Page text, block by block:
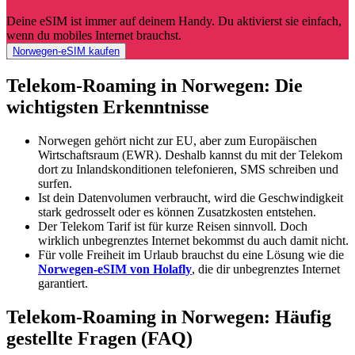
Deine eSIM ist immer auf deinem Handy. Du aktivierst sie einfach,
wenn du mobiles Internet brauchst.
Norwegen-eSIM kaufen
Telekom-Roaming in Norwegen: Die
wichtigsten Erkenntnisse
Norwegen gehört nicht zur EU, aber zum Europäischen
Wirtschaftsraum (EWR). Deshalb kannst du mit der Telekom
dort zu Inlandskonditionen telefonieren, SMS schreiben und
surfen.
Ist dein Datenvolumen verbraucht, wird die Geschwindigkeit
stark gedrosselt oder es können Zusatzkosten entstehen.
Der Telekom Tarif ist für kurze Reisen sinnvoll. Doch
wirklich unbegrenztes Internet bekommst du auch damit nicht.
Für volle Freiheit im Urlaub brauchst du eine Lösung wie die
Norwegen-eSIM von Holafly, die dir unbegrenztes Internet
garantiert.
Telekom-Roaming in Norwegen: Häufig
gestellte Fragen (FAQ)